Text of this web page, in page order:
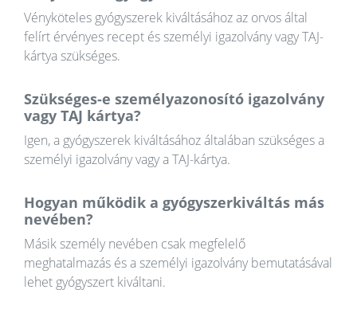
Vényköteles gyógyszerek kiváltásához az orvos által
felírt érvényes recept és személyi igazolvány vagy TAJ-
kártya szükséges.
Szükséges-e személyazonosító igazolvány
vagy TAJ kártya?
Igen, a gyógyszerek kiváltásához általában szükséges a
személyi igazolvány vagy a TAJ-kártya.
Hogyan működik a gyógyszerkiváltás más
nevében?
Másik személy nevében csak megfelelő
meghatalmazás és a személyi igazolvány bemutatásával
lehet gyógyszert kiváltani.